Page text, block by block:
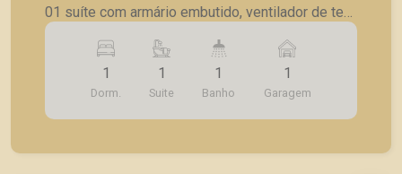
01 suíte com armário embutido, ventilador de teto
e sacada; - Sala para 02 ambientes com
ventilador de teto; - Sacada; - Cozinha com
armários; - Lavanderia; - 01 vaga de garagem. A
Piramid tem como objetivo atender seus clientes
com agilidade e segurança, em locação, vendas
1
Dorm.
1
Suite
1
Banho
1
Garagem